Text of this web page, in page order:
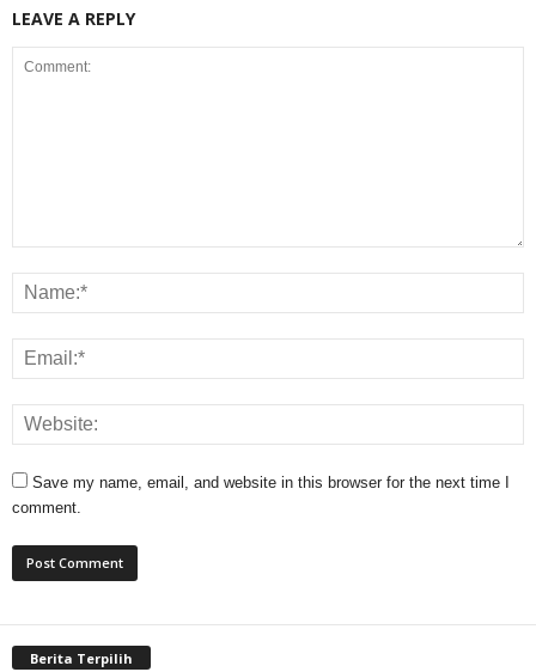
LEAVE A REPLY
Save my name, email, and website in this browser for the next time I
comment.
Berita Terpilih